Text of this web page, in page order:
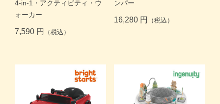
4-in-1・アクティビティ・ウ
ォーカー
7,590 円 （税込）
ンパー
16,280 円 （税込）